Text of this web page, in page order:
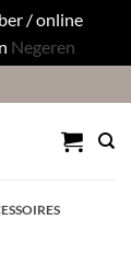
/ online
Negeren